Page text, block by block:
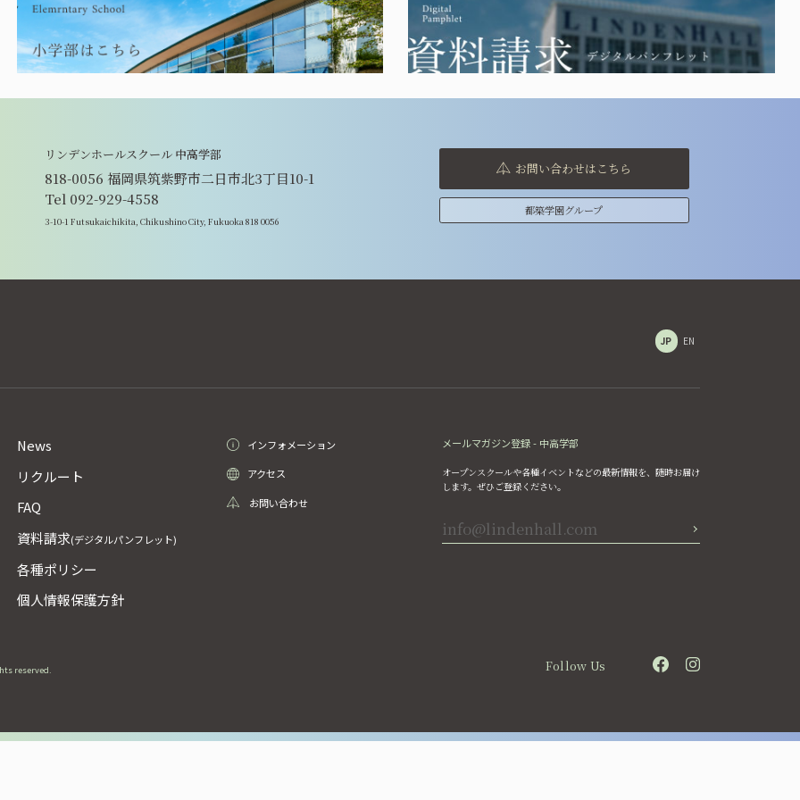
リンデンホールスクール 中高学部
818-0056 福岡県筑紫野市二日市北3丁目10-1
Tel 092-929-4558
3-10-1 Futsukaichikita, Chikushino City, Fukuoka 818 0056
お問い合わせはこちら
都築学園グループ
JP EN
News
リクルート
FAQ
資料請求(デジタルパンフレット)
各種ポリシー
個人情報保護方針
インフォメーション
アクセス
お問い合わせ
メールマガジン登録 - 中高学部
オープンスクールや各種イベントなどの最新情報を、随時お届け
します。ぜひご登録ください。
Follow Us
reserved.